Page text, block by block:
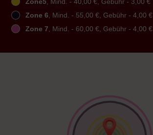
Zone5, Mind. - 40,00 €, Gebühr - 3,00 €
Zone 6, Mind. - 55,00 €, Gebühr - 4,00 €
Zone 7, Mind. - 60,00 €, Gebühr - 4,00 €